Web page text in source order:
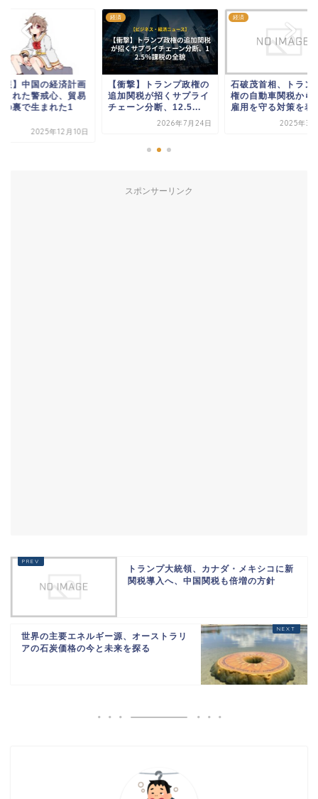
報】中国の経済計画
された警戒心、貿易
の裏で生まれた1
2025年12月10日
経済
【衝撃】トランプ政権の
追加関税が招くサプライ
チェーン分断、12.5...
2026年7月24日
経済
石破茂首相、トラン
権の自動車関税から
雇用を守る対策を表
2025年3
スポンサーリンク
トランプ大統領、カナダ・メキシコに新
関税導入へ、中国関税も倍増の方針
世界の主要エネルギー源、オーストラリ
アの石炭価格の今と未来を探る